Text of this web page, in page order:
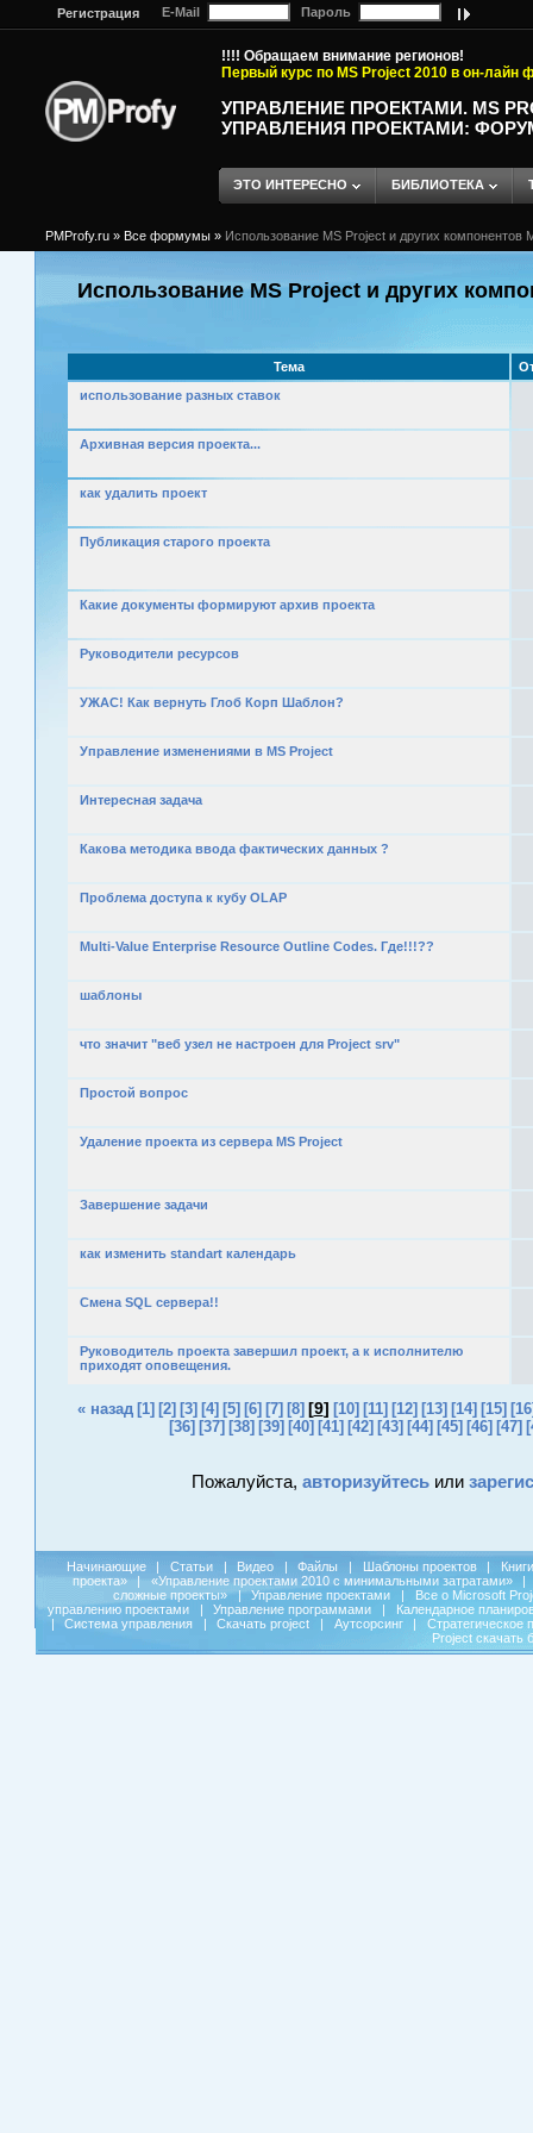
Регистрация E-Mail Пароль
!!!! Обращаем внимание регионов!
Первый курс по MS Project 2010 в он-лайн
УПРАВЛЕНИЕ ПРОЕКТАМИ. MS
УПРАВЛЕНИЯ ПРОЕКТАМИ:
ЭТО ИНТЕРЕСНО БИБЛИОТЕКА
PMProfy.ru » Все формумы » Использование MS Project и других компонентов
Использование MS Project и других
Тема
использование разных ставок
Архивная версия проекта...
как удалить проект
Публикация старого проекта
Какие документы формируют архив проекта
Руководители ресурсов
УЖАС! Как вернуть Глоб Корп Шаблон?
Управление изменениями в MS Project
Интересная задача
Какова методика ввода фактических данных ?
Проблема доступа к кубу OLAP
Multi-Value Enterprise Resource Outline Codes. Где!!!??
шаблоны
что значит "веб узел не настроен для Project srv"
Простой вопрос
Удаление проекта из сервера MS Project
Завершение задачи
как изменить standart календарь
Смена SQL сервера!!
Руководитель проекта завершил проект, а к исполнителю
приходят оповещения.
« назад [1] [2] [3] [4] [5] [6] [7] [8] [9] [10] [11] [12] [13] [14] [15]
[36] [37] [38] [39] [40] [41] [42] [43] [44] [45] [46] [47]
Пожалуйста, авторизуйтесьили
Начинающие | Статьи | Видео | Файлы | Шаблоны проектов |
Книги
проекта»
| «Управление проектами 2010 с минимальными затратами»
|
сложные проекты»
| Управление проектами |
Все о Microsoft
управлению проектами
| Управление программами |
Календарное
|
Система управления | Скачать project | Аутсорсинг |
Стратегическое
Project скачать